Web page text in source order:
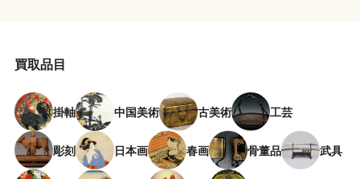
買取品目
掛軸 中国美術 古美術 工芸
彫刻 日本画 春画 骨董品 武具